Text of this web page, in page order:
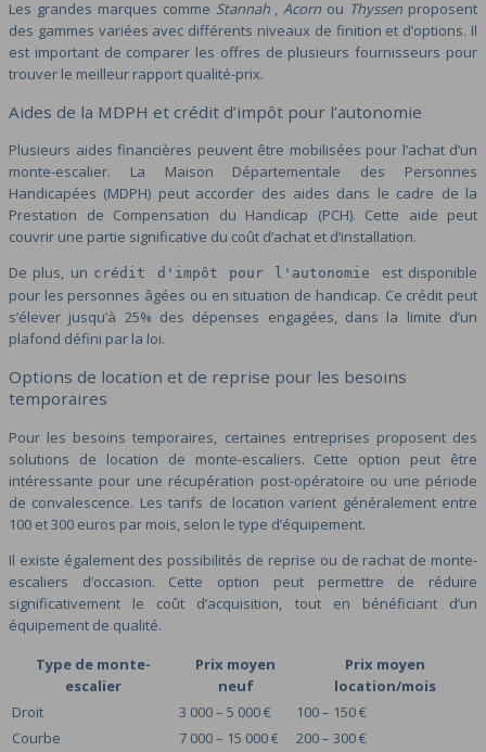
Les grandes marques comme Stannah ,Acorn ou Thyssen proposent
des gammes variées avec différents niveaux de finition et d’options. Il
est important de comparer les offres de plusieurs fournisseurs pour
trouver le meilleur rapport qualité-prix.
Aides de la MDPH et crédit d’impôt pour l’autonomie
Plusieurs aides financières peuvent être mobilisées pour l’achat d’un
monte-escalier. La Maison Départementale des Personnes
Handicapées (MDPH) peut accorder des aides dans le cadre de la
Prestation de Compensation du Handicap (PCH). Cette aide peut
couvrir une partie significative du coût d’achat et d’installation.
De plus, un crédit d'impôt pour l'autonomie est disponible
pour les personnes âgées ou en situation de handicap. Ce crédit peut
s’élever jusqu’à 25% des dépenses engagées, dans la limite d’un
plafond défini par la loi.
Options de location et de reprise pour les besoins
temporaires
Pour les besoins temporaires, certaines entreprises proposent des
solutions de location de monte-escaliers. Cette option peut être
intéressante pour une récupération post-opératoire ou une période
de convalescence. Les tarifs de location varient généralement entre
100 et 300 euros par mois, selon le type d’équipement.
Il existe également des possibilités de reprise ou de rachat de monte-
escaliers d’occasion. Cette option peut permettre de réduire
significativement le coût d’acquisition, tout en bénéficiant d’un
équipement de qualité.
Type de monte-
escalier
Prix moyen
neuf
Prix moyen
location/mois
Droit
3 000 – 5 000 €
100 – 150 €
Courbe
7 000 – 15 000 €
200 – 300 €